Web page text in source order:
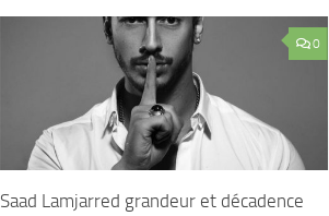
0
Saad Lamjarred grandeur et décadence